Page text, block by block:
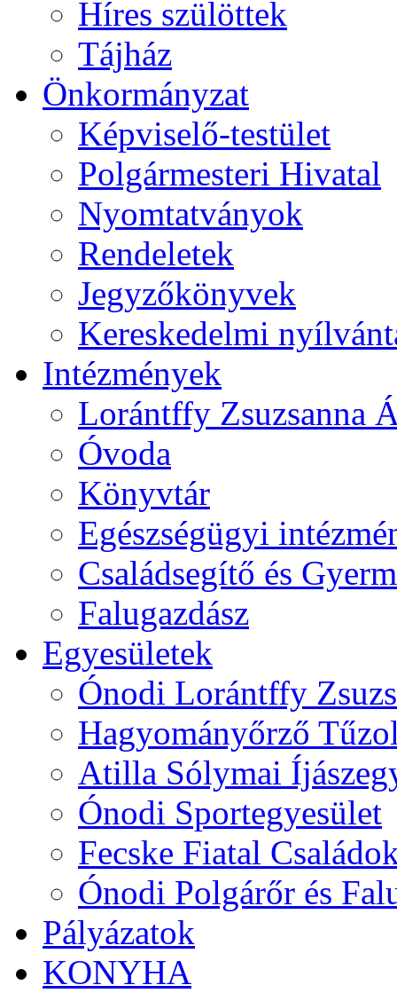
Híres szülöttek
Tájház
Önkormányzat
Képviselő-testület
Polgármesteri Hivatal
Nyomtatványok
Rendeletek
Jegyzőkönyvek
Kereskedelmi
Intézmények
Lorántffy Zsuzsanna
Óvoda
Könyvtár
Egészségügyi
Családsegítő és
Falugazdász
Egyesületek
Ónodi Lorántffy
Hagyományőrző
Atilla Sólymai
Ónodi Sportegyesület
Fecske Fiatal
Ónodi Polgárőr és
Pályázatok
KONYHA